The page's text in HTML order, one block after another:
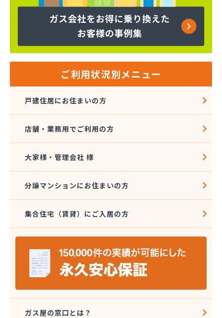
株式会社コープエナジー 足利営業所
株式会社コボリ・ガス
株式会社サイサン 宇都宮営業所
株式会社サイサン 今市営業所
株式会社サイサン 湯西川営業所
株式会社サイサン 物流管理
株式会社スガマタ
株式会社スミスケ
株式会社ミツウロコ 宇都宮オート営業所
株式会社ミツウロコ 宇都宮西部店
株式会社ミツウロコ 栃木支店
株式会社ミツウロコ 那須店
株式会社ミヤプロ
株式会社ミヤレン
株式会社ヤチネン
株式会社ヤマガス
株式会社稲葉商店
株式会社宇都宮プロパン容器検査工場
ご利用状況別メニュー
戸建住居にお住まいの方
店舗・業務用でご利用の方
大家様・管理会社 様
分譲マンションにお住まいの方
集合住宅（賃貸）にご入居の方
ガス屋の窓口とは？